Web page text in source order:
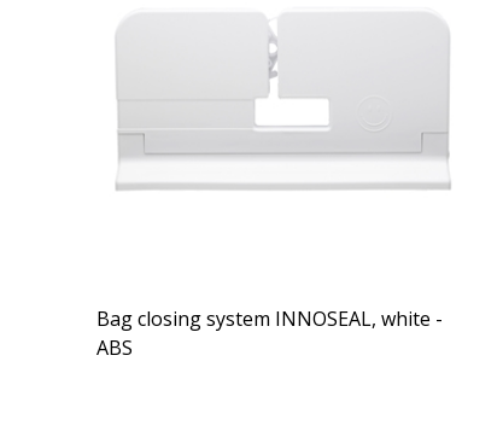
Bag closing system INNOSEAL, white -
ABS